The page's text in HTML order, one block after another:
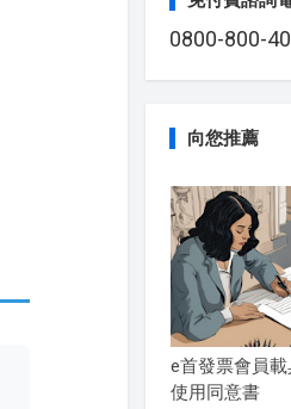
0800-800-
向您推薦
e首發票會員
使用同意書